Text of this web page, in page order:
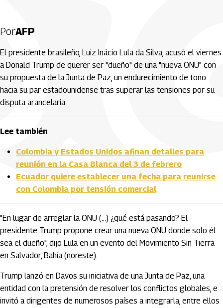
PorAFP
El presidente brasileño, Luiz Inácio Lula da Silva, acusó el viernes
a Donald Trump de querer ser "dueño" de una "nueva ONU" con
su propuesta de la Junta de Paz, un endurecimiento de tono
hacia su par estadounidense tras superar las tensiones por su
disputa arancelaria.
Lee también
Colombia y Estados Unidos afinan detalles para
reunión en la Casa Blanca del 3 de febrero
Ecuador quiere establecer una fecha para reunirse
con Colombia por tensión comercial
"En lugar de arreglar la ONU (...) ¿qué está pasando? El
presidente Trump propone crear una nueva ONU donde solo él
sea el dueño", dijo Lula en un evento del Movimiento Sin Tierra
en Salvador, Bahía (noreste).
Trump lanzó en Davos su iniciativa de una Junta de Paz, una
entidad con la pretensión de resolver los conflictos globales, e
invitó a dirigentes de numerosos países a integrarla, entre ellos